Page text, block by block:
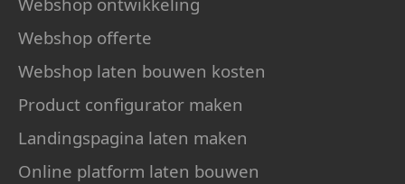
Webshop offerte
Webshop laten bouwen kosten
Product configurator maken
Landingspagina laten maken
Online platform laten bouwen